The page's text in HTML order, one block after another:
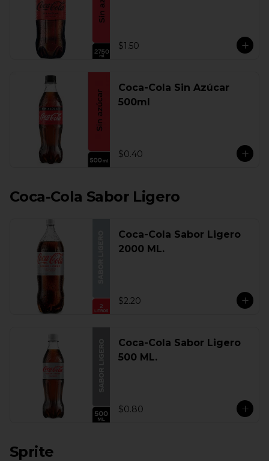
$1.50
Coca-Cola Sin Azúcar
500ml
$0.40
Coca-Cola Sabor Ligero
Coca-Cola Sabor Ligero
2000 ML.
$2.20
Coca-Cola Sabor Ligero
500 ML.
$0.80
Sprite